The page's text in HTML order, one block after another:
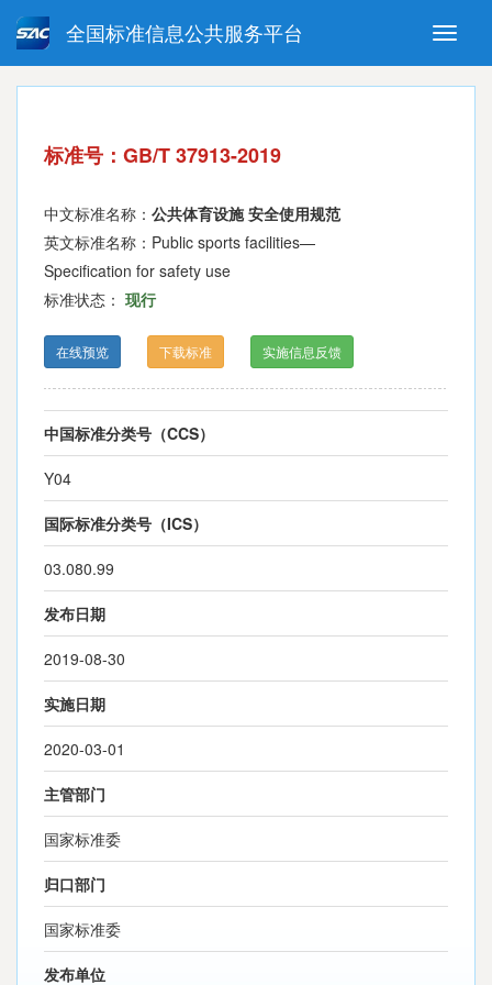
Toggle
全国标准信息公共服务平台
强制性国家标准 推荐性国家标准
指导性技术文件 (National standards in foreign
标准号：GB/T 37913-2019
中文标准名称： 公共体育设施 安全使用规范
英文标准名称：Public sports facilities—
Specification for safety use
标准状态： 现行
在线预览 下载标准 实施信息反馈
中国标准分类号（CCS）
Y04
国际标准分类号（ICS）
03.080.99
发布日期
2019-08-30
实施日期
2020-03-01
主管部门
国家标准委
归口部门
国家标准委
发布单位